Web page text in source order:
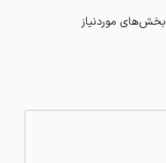
بخش‌های موردنیاز